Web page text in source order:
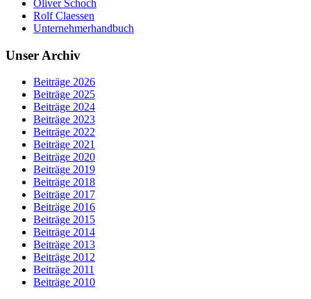
Oliver Schoch
Rolf Claessen
Unternehmerhandbuch
Unser Archiv
Beiträge 2026
Beiträge 2025
Beiträge 2024
Beiträge 2023
Beiträge 2022
Beiträge 2021
Beiträge 2020
Beiträge 2019
Beiträge 2018
Beiträge 2017
Beiträge 2016
Beiträge 2015
Beiträge 2014
Beiträge 2013
Beiträge 2012
Beiträge 2011
Beiträge 2010